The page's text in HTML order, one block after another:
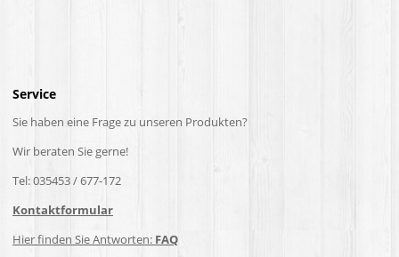
Service
Sie haben eine Frage zu unseren Produkten?
Wir beraten Sie gerne!
Tel: 035453 / 677-172
Kontaktformular
Hier finden Sie Antworten: FAQ